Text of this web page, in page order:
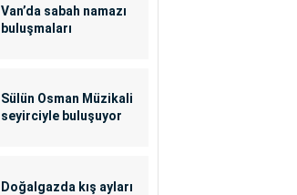
Van’da sabah namazı
buluşmaları
Sülün Osman Müzikali
seyirciyle buluşuyor
Doğalgazda kış ayları